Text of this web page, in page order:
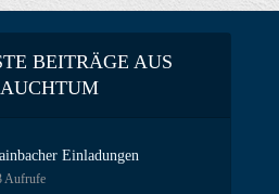
BEITRÄGE AUS
Einladungen
Aufrufe